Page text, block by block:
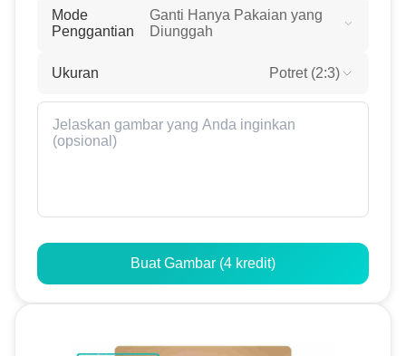
Mode
Penggantian
Ganti Hanya Pakaian yang
Diunggah
Ukuran Potret (2:3)
Buat Gambar (4 kredit)